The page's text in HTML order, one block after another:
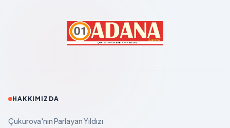
HAKKIMIZDA
Çukurova'nın Parlayan Yıldızı